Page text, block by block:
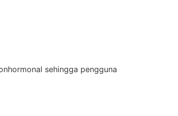
sehingga pengguna